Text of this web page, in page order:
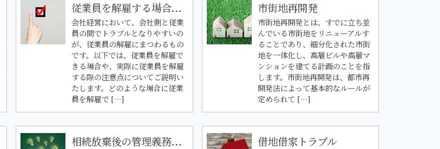
従業員を解雇する場合...
会社経営において、会社側と従業
員の間でトラブルとなりやすいの
が、従業員の解雇にまつわるもの
です。以下では、従業員を解雇で
きる場合や、実際に従業員を解雇
する際の注意点についてご説明い
たします。どのような場合に従業
員を解雇で […]
市街地再開発
市街地再開発とは、すでに立ち並
んでいる市街地をリニューアルす
ることであり、細分化された市街
地を一体化し、高層ビルや高層マ
ンションを建てる計画のことを指
します。市街地再開発は、都市再
開発法によって基本的なルールが
定められて […]
相続放棄後の管理義務... 借地借家トラブル